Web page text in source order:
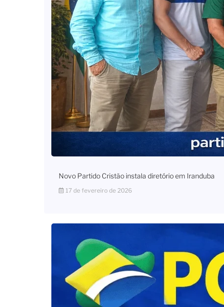
Novo Partido Cristão instala diretório em Iranduba
17 de fevereiro de 2026